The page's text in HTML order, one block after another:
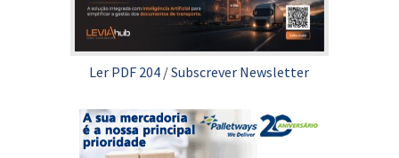
Ler PDF 204 /Subscrever Newsletter